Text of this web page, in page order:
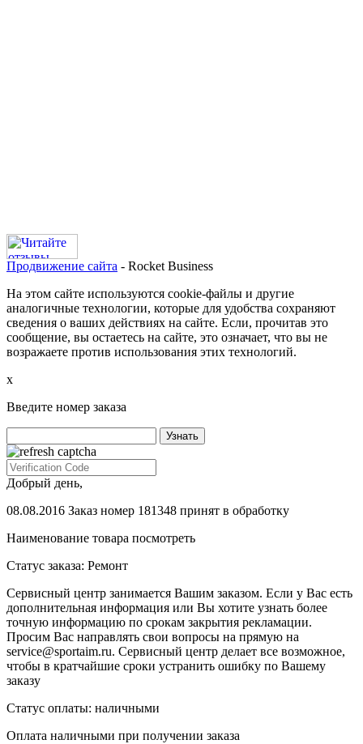
Продвижение сайта - Rocket Business
На этом сайте используются cookie-файлы и другие
аналогичные технологии, которые для удобства сохраняют
сведения о ваших действиях на сайте. Если, прочитав это
сообщение, вы остаетесь на сайте, это означает, что вы не
возражаете против использования этих технологий.
х
Введите номер заказа
Добрый день,
08.08.2016 Заказ номер 181348 принят в обработку
Наименование товара посмотреть
Статус заказа: Ремонт
Сервисный центр занимается Вашим заказом. Если у Вас есть
дополнительная информация или Вы хотите узнать более
точную информацию по срокам закрытия рекламации.
Просим Вас направлять свои вопросы на прямую на
service@sportaim.ru. Сервисный центр делает все возможное,
чтобы в кратчайшие сроки устранить ошибку по Вашему
заказу
Статус оплаты: наличными
Оплата наличными при получении заказа